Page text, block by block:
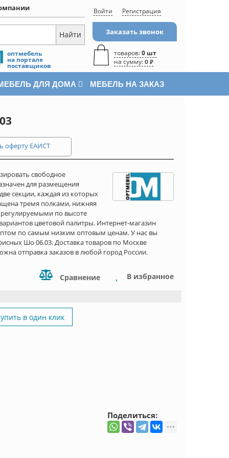
оптмебель
на портале
поставщиков
Войти Регистрация
Заказать звонок
товаров:0 шт
на сумму: 0 ₽
ДЛЯ ДОМА МЕБЕЛЬ НА ЗАКАЗ
оферту ЕАИСТ
свободное
для размещения
секции, каждая из которых
тремя полками, нижняя
по высоте
цветовой палитры. Интернет-магазин
по самым низким оптовым ценам. У нас вы
Шо 06.03. Доставка товаров по Москве
отправка заказов в любой город России.
Сравнение В избранное
в один клик
Поделиться: